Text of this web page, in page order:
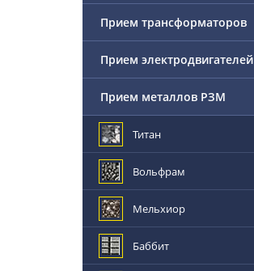
Прием трансформаторов
Прием электродвигателей
Прием металлов РЗМ
Титан
Вольфрам
Мельхиор
Баббит